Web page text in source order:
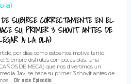
SUBIRSE CORRECTAMENTE EN EL
SU PRIMER 3 SHOVIT ANTES DE
A LA OLA)
por dias como estos nos motiva tanto
Siempre disfrutas con pocas olas. Una
DE MECA) que nos divertimos un
Javi se hace su primer 3 shovit antes de
... Oír este Episodio